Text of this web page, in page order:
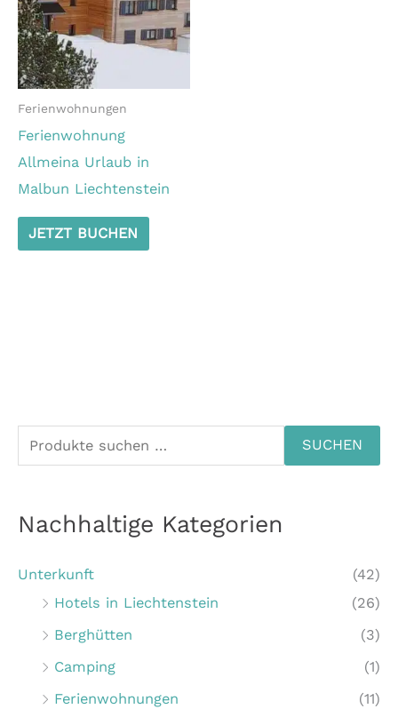
Ferienwohnungen
Ferienwohnung
Allmeina Urlaub in
Malbun Liechtenstein
JETZT BUCHEN
u
h
n
SUCHEN
Nachhaltige Kategorien
Unterkunft
(42)
Hotels in Liechtenstein
(26)
Berghütten
(3)
Camping
(1)
Ferienwohnungen
(11)